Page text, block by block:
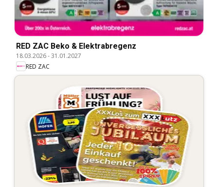
RED ZAC Beko & Elektrabregenz
18.03.2026-31.01.2027
RED ZAC